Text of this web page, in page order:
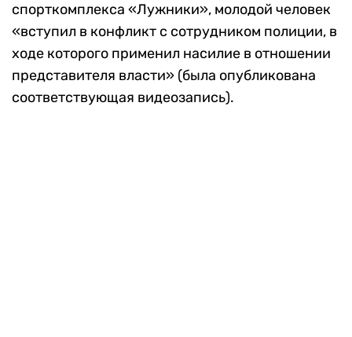
спорткомплекса «Лужники», молодой человек
«вступил в конфликт с сотрудником полиции, в
ходе которого применил насилие в отношении
представителя власти» (была опубликована
соответствующая видеозапись).